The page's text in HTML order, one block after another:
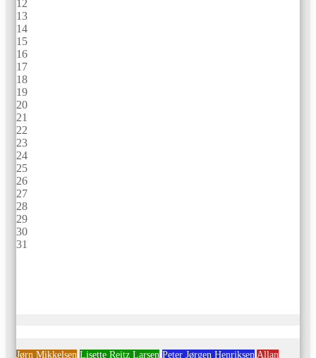
12
13
14
15
16
17
18
19
20
21
22
23
24
25
26
27
28
29
30
31
Jørn Mikkelsen Lisette Reitz Larsen Peter Jørgen Henriksen Allan